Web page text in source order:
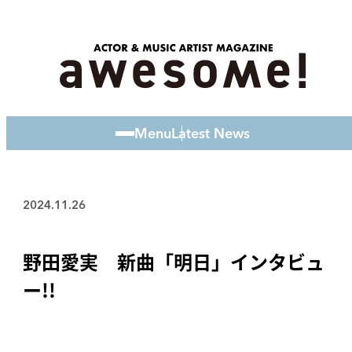
MenuLatest News
2024.11.26
野田愛実 新曲「明日」インタビュ
ー!!